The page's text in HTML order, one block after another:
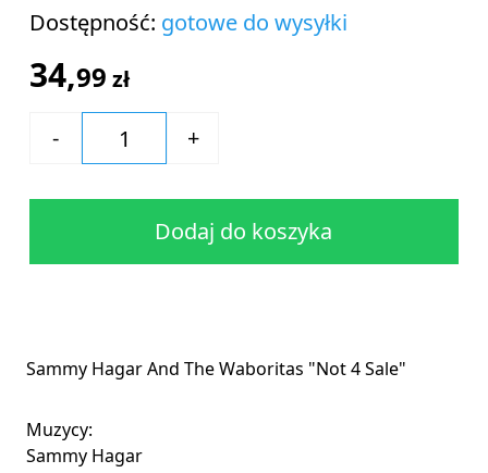
Dostępność: gotowe do wysyłki
34,99 zł
Dodaj do koszyka
Sammy Hagar And The Waboritas "Not 4 Sale"
Muzycy:
Sammy Hagar